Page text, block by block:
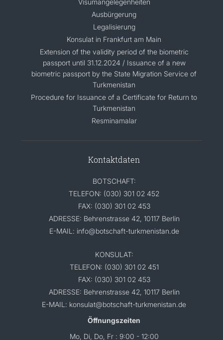
Visumangelegenheiten
Ausbürgerung
Legalisierung
Konsulat in Frankfurt am Main
Extension of the validity period of the biometric
passport until 31.12.2024 / Issuance of a new
biometric passport by the State Migration Service of
Turkmenistan
Procedure for Issuance of a Certificate for Return to
Turkmenistan
Resminamalar
Kontaktdaten
BOTSCHAFT:
TELEFON: (030) 301 02 452
FAX: (030) 301 02 453
ADRESSE: Behrenstrasse 42, 10117 Berlin
E-MAIL: info@botschaft-turkmenistan.de
KONSULAT:
TELEFON: (030) 301 02 451
FAX: (030) 301 02 453
ADRESSE: Behrenstrasse 42, 10117 Berlin
E-MAIL: konsulat@botschaft-turkmenistan.de
Öffnungszeiten
Mo, Di, Do, Fr : 9:00 - 12:00